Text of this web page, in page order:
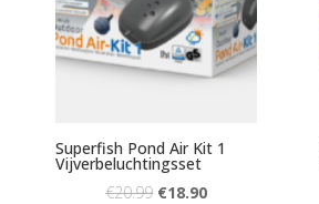
Superfish Pond Air Kit 1
Vijverbeluchtingsset
€20.99 €18.90